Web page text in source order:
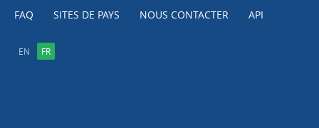
FAQ
SITES DE PAYS NOUS CONTACTER API
EN FR